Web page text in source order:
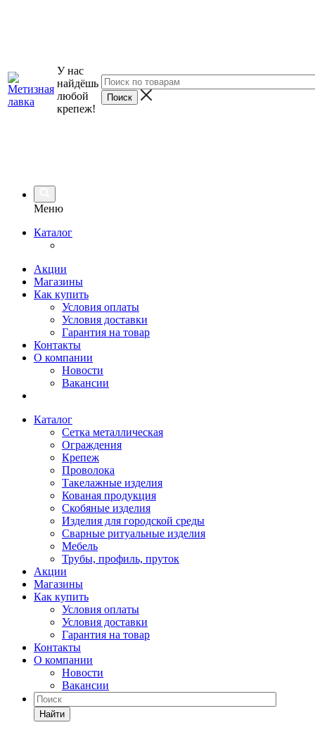
У нас
найдёшь
любой
крепеж!
Меню
Каталог
Акции
Магазины
Как купить
Условия оплаты
Условия доставки
Гарантия на товар
Контакты
О компании
Новости
Вакансии
Каталог
Сетка металлическая
Ограждения
Крепеж
Проволока
Такелажные изделия
Кованая продукция
Скобяные изделия
Изделия для городской среды
Сварные ритуальные изделия
Мебель
Трубы, профиль, пруток
Акции
Магазины
Как купить
Условия оплаты
Условия доставки
Гарантия на товар
Контакты
О компании
Новости
Вакансии
Найти